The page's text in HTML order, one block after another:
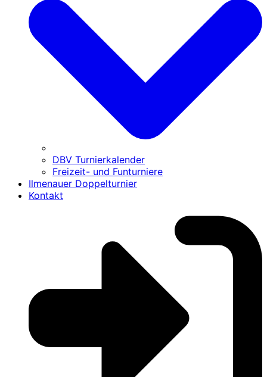
DBV Turnierkalender
Freizeit- und Funturniere
Ilmenauer Doppelturnier
Kontakt